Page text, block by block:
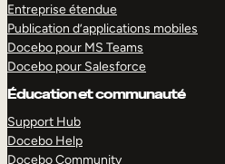
Entreprise étendue
Publication d’applications mobiles
Docebo pour MS Teams
Docebo pour Salesforce
Éducation et communauté
Support Hub
Docebo Help
Docebo Community